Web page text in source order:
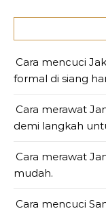
Cara mencuci
formal di siang
Cara merawat
demi langkah
Cara merawat
mudah.
Cara mencuci